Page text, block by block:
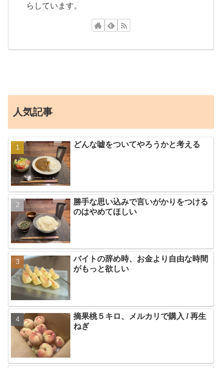
らしています。
人気記事
どんな嘘をついてやろうかと考える
勝手な思い込みで言いがかりをつける
のはやめてほしい
バイトの辞め時、お金より自由な時間
がもっと欲しい
摘果桃５キロ、メルカリで購入 / 再生
ねぎ